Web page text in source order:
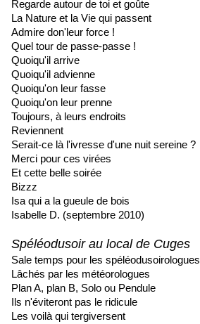
Regarde autour de toi et goûte
La Nature et la Vie qui passent
Admire don'leur force !
Quel tour de passe-passe !
Quoiqu'il arrive
Quoiqu'il advienne
Quoiqu'on leur fasse
Quoiqu'on leur prenne
Toujours, à leurs endroits
Reviennent
Serait-ce là l'ivresse d'une nuit sereine ?
Merci pour ces virées
Et cette belle soirée
Bizzz
Isa qui a la gueule de bois
Isabelle D. (septembre 2010)
Spéléodusoir au local de Cuges
Sale temps pour les spéléodusoirologues
Lâchés par les météorologues
Plan A, plan B, Solo ou Pendule
Ils n'éviteront pas le ridicule
Les voilà qui tergiversent